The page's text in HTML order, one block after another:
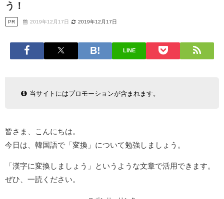
う！
PR 2019年12月17日 2019年12月17日
LINE
当サイトにはプロモーションが含まれます。
皆さま、こんにちは。
今日は、韓国語で「変換」について勉強しましょう。
「漢字に変換しましょう」というような文章で活用できます。
ぜひ、一読ください。